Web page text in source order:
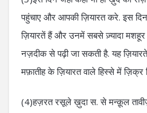
पहुंचाए और आपकी ज़ियारत करे. इस
ज़ियारतें हैं और उनमें सबसे ज़्यादा मशहूर
नज़दीक से पढ़ी जा सकती है. यह
मफ़ातीह के ज़ियारत वाले हिस्से में ज़िक्र
(4)हज़रत रसूले ख़ुदा स. से मन्क़ूल